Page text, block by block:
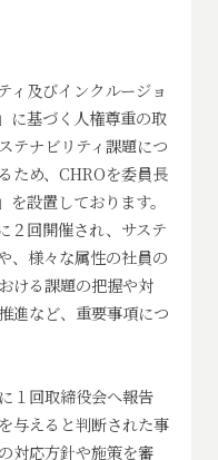
ィ及びインクルージョ
に基づく人権尊重の取
テナビリティ課題につ
ため、CHROを委員長
設置しております。
２回開催され、サステ
、様々な属性の社員の
ける課題の把握や対
進など、重要事項につ
１回取締役会へ報告
与えると判断された事
対応方針や施策を審